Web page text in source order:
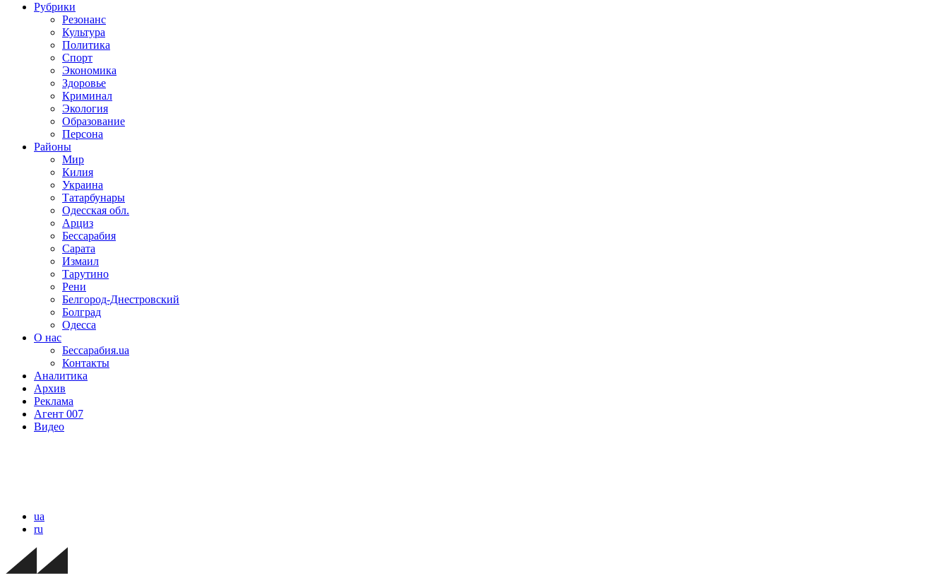
Рубрики
Резонанс
Культура
Политика
Спорт
Экономика
Здоровье
Криминал
Экология
Образование
Персона
Районы
Мир
Килия
Украина
Татарбунары
Одесская обл.
Арциз
Бессарабия
Сарата
Измаил
Тарутино
Рени
Белгород-Днестровский
Болград
Одесса
О нас
Бессарабия.ua
Контакты
Аналитика
Архив
Реклама
Агент 007
Видео
ua
ru